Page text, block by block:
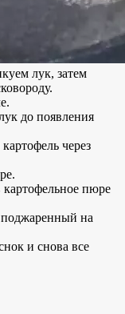
лук, затем
до появления
через
пюре
и снова все